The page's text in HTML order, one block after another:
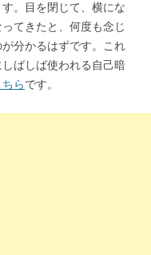
。目を閉じて、横にな
てきたと、何度も念じ
分かるはずです。これ
ばしば使われる自己暗
らです。